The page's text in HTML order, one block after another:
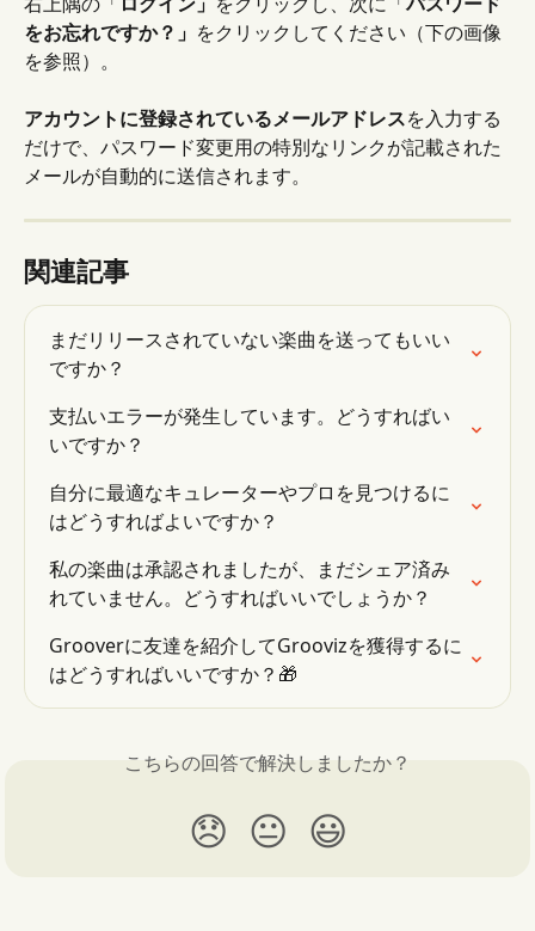
をお忘れですか？」 をクリックしてください（下の画像
を参照）。
アカウントに登録されているメールアドレスを入力する
だけで、パスワード変更用の特別なリンクが記載された
メールが自動的に送信されます。
関連記事
まだリリースされていない楽曲を送ってもいい
ですか？
支払いエラーが発生しています。どうすればい
いですか？
自分に最適なキュレーターやプロを見つけるに
はどうすればよいですか？
私の楽曲は承認されましたが、まだシェア済み
れていません。どうすればいいでしょうか？
Grooverに友達を紹介してGroovizを獲得するに
はどうすればいいですか？🎁
こちらの回答で解決しましたか？
😞 😐 😃